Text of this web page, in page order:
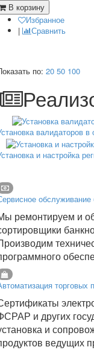
В корзину
Избранное
|
Сравнить
по: 20 50 100
валидаторов
и настройка
обслуживание
ремонтируем и
торговых
и других
и
ведущих